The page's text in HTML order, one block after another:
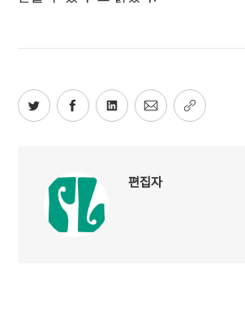
편집자